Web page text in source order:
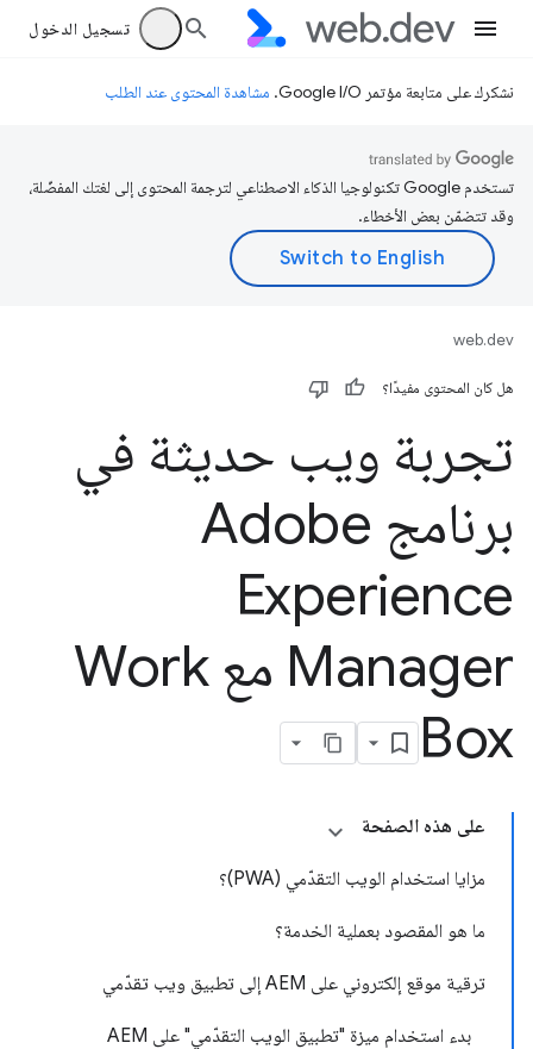
تسجيل الدخول
نشكرك على متابعة مؤتمر Google I/O. مشاهدة المحتوى عند الطلب
تستخدم Google تكنولوجيا الذكاء الاصطناعي لترجمة المحتوى إلى لغتك المفضّلة،
وقد تتضمّن بعض الأخطاء.
web.dev
هل كان المحتوى مفيدًا؟
تجربة ويب حديثة في
برنامج Adobe
Experience
Manager مع Work
Box
على هذه الصفحة
مزايا استخدام الويب التقدّمي (PWA)؟
ما هو المقصود بعملية الخدمة؟
ترقية موقع إلكتروني على AEM إلى تطبيق ويب تقدّمي
بدء استخدام ميزة "تطبيق الويب التقدّمي" على AEM